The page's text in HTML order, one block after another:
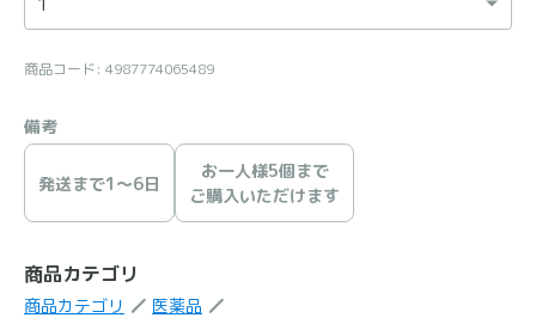
商品コード: 4987774065489
備考
発送まで1〜6日
お一人様5個まで
ご購入いただけます
商品カテゴリ
商品カテゴリ
医薬品